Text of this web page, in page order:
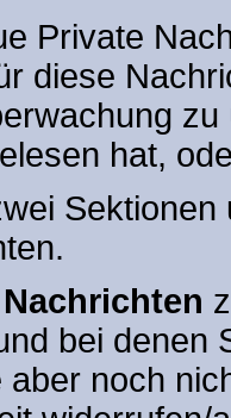
Private
diese
hat,
bei denen
noch